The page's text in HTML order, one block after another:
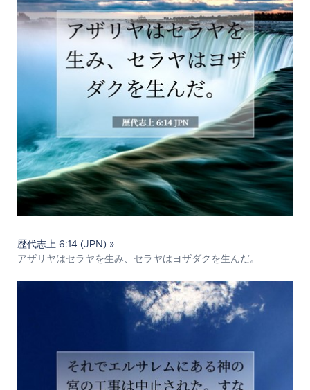
歴代志上 6:14 (JPN) »
アザリヤはセラヤを生み、セラヤはヨザダクを生んだ。